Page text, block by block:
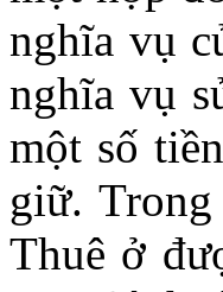
nghĩa vụ
nghĩa vụ
một số
giữ.
Thuê ở